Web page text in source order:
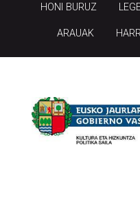
HONI BURUZ
ARAUAK